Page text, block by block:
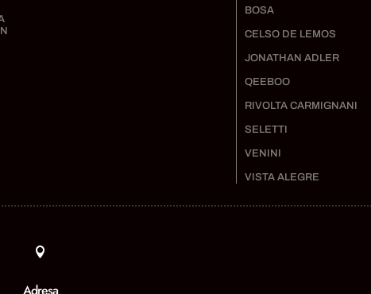
BOSA
CELSO DE LEMOS
JONATHAN ADLER
QEEBOO
RIVOLTA CARMIGNANI
SELETTI
VENINI
VISTA ALEGRE

Adresa